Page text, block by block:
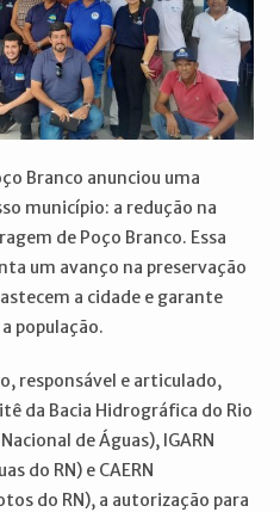
Branco anunciou uma
município: a redução na
de Poço Branco. Essa
um avanço na preservação
a cidade e garante
população.
responsável e articulado,
da Bacia Hidrográfica do Rio
de Águas), IGARN
do RN) e CAERN
do RN), a autorização para